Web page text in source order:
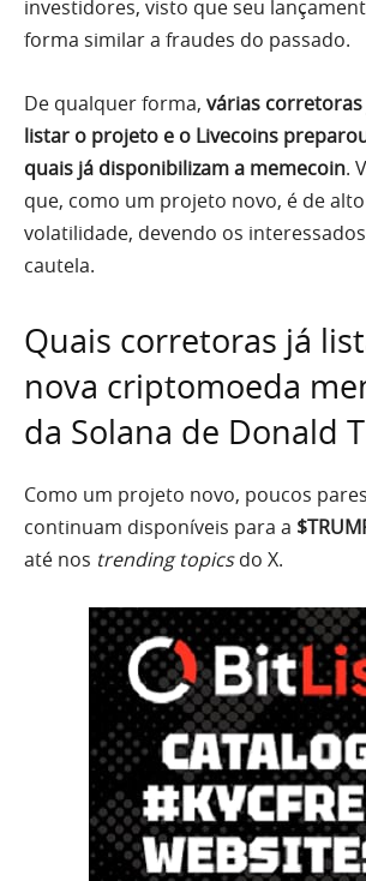
investidores, visto que seu
forma similar a fraudes do passado.
De qualquer forma, várias
listar o projeto e o Livecoins
quais já disponibilizam a memecoin.
que, como um projeto novo, é de
volatilidade, devendo os
cautela.
Quais corretoras já
nova criptomoeda
da Solana de Donald
Como um projeto novo, poucos
continuam disponíveis para a
até nos trending topicsdo X.